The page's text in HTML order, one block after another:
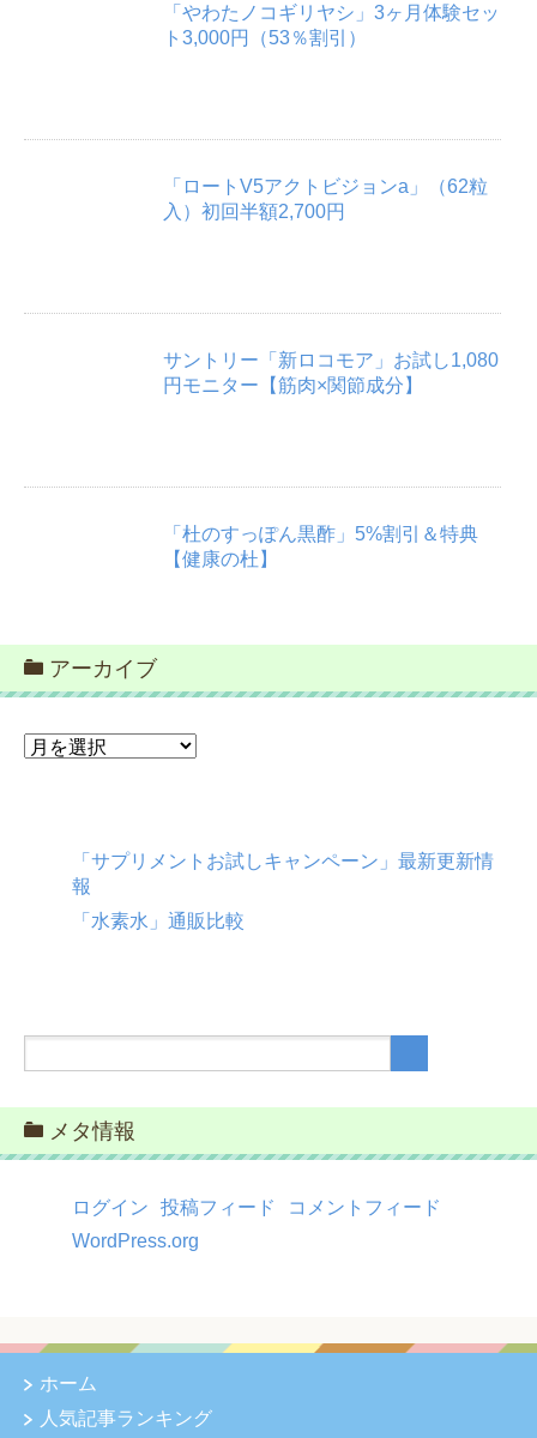
「やわたノコギリヤシ」3ヶ月体験セッ
ト3,000円（53％割引）
「ロートV5アクトビジョンa」（62粒
入）初回半額2,700円
サントリー「新ロコモア」お試し1,080
円モニター【筋肉×関節成分】
「杜のすっぽん黒酢」5%割引＆特典
【健康の杜】
アーカイブ
ア
「サプリメントお試しキャンペーン」最新更新情
報
「水素水」通販比較
メタ情報
ログイン 投稿フィード
コメントフィード
WordPress.org
ホーム
人気記事ランキング